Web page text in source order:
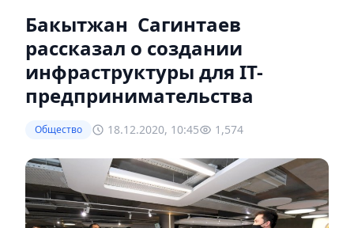
Бакытжан Сагинтаев
рассказал о создании
инфраструктуры для IT-
предпринимательства
Общество 18.12.2020, 10:45 1,574